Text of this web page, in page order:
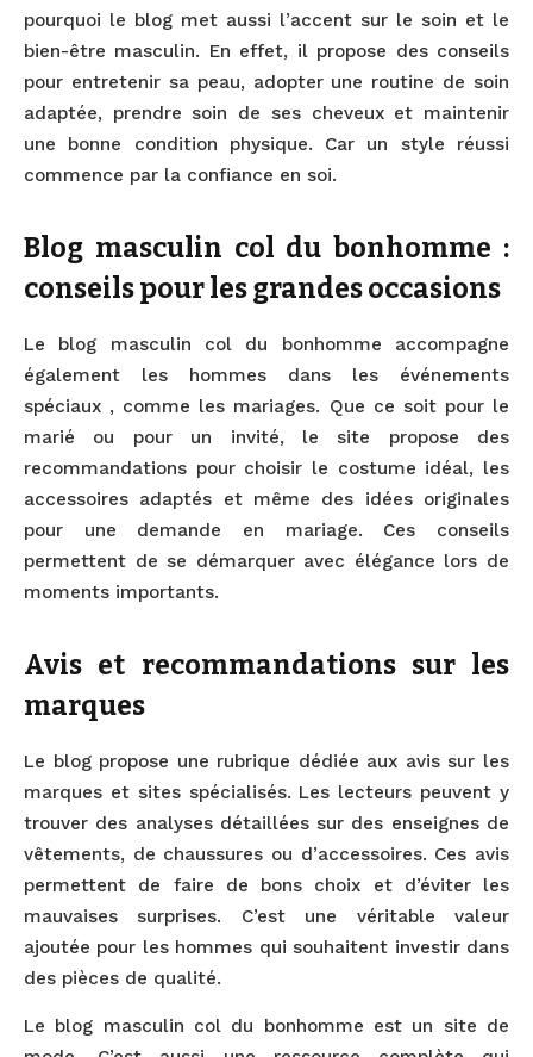
pourquoi le blog met aussi l’accent sur le soin et le
bien-être masculin. En effet, il propose des conseils
pour entretenir sa peau, adopter une routine de soin
adaptée, prendre soin de ses cheveux et maintenir
une bonne condition physique. Car un style réussi
commence par la confiance en soi.
Blog masculin col du bonhomme :
conseils pour les grandes occasions
Le blog masculin col du bonhomme accompagne
également les hommes dans les événements
spéciaux , comme les mariages. Que ce soit pour le
marié ou pour un invité, le site propose des
recommandations pour choisir le costume idéal, les
accessoires adaptés et même des idées originales
pour une demande en mariage. Ces conseils
permettent de se démarquer avec élégance lors de
moments importants.
Avis et recommandations sur les
marques
Le blog propose une rubrique dédiée aux avis sur les
marques et sites spécialisés. Les lecteurs peuvent y
trouver des analyses détaillées sur des enseignes de
vêtements, de chaussures ou d’accessoires. Ces avis
permettent de faire de bons choix et d’éviter les
mauvaises surprises. C’est une véritable valeur
ajoutée pour les hommes qui souhaitent investir dans
des pièces de qualité.
Le blog masculin col du bonhomme est un site de